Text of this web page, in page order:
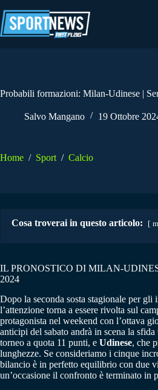
al
contenuto
Probabili formazioni: Milan-Udinese |
Salvo Mangano 19 Ottobre
Home / Sport / Calcio
Cosa troverai in questo articolo:
IL PRONOSTICO DI MILAN-
2024
Dopo la seconda sosta stagionale per gli
l’attenzione torna a essere rivolta sul
protagonista nel weekend con l’ottava
anticipi del sabato andrà in scena la sfida
torneo a quota 11 punti, e Udinese, che
lunghezze. Se consideriamo i cinque
bilancio è in perfetto equilibrio con due
un’occasione il confronto è terminato in